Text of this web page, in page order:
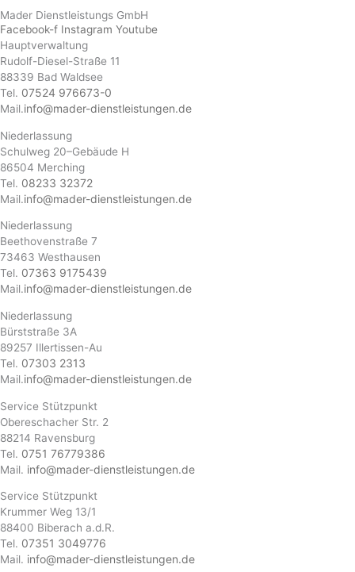
Mader Dienstleistungs GmbH
Facebook-f Instagram Youtube
Hauptverwaltung
Rudolf-Diesel-Straße 11
88339 Bad Waldsee
Tel. 07524 976673-0
Mail.info@mader-dienstleistungen.de
Niederlassung
Schulweg 20–Gebäude H
86504 Merching
Tel. 08233 32372
Mail.info@mader-dienstleistungen.de
Niederlassung
Beethovenstraße 7
73463 Westhausen
Tel. 07363 9175439
Mail.info@mader-dienstleistungen.de
Niederlassung
Bürststraße 3A
89257 Illertissen-Au
Tel. 07303 2313
Mail.info@mader-dienstleistungen.de
Service Stützpunkt
Obereschacher Str. 2
88214 Ravensburg
Tel. 0751 76779386
Mail. info@mader-dienstleistungen.de
Service Stützpunkt
Krummer Weg 13/1
88400 Biberach a.d.R.
Tel. 07351 3049776
Mail. info@mader-dienstleistungen.de